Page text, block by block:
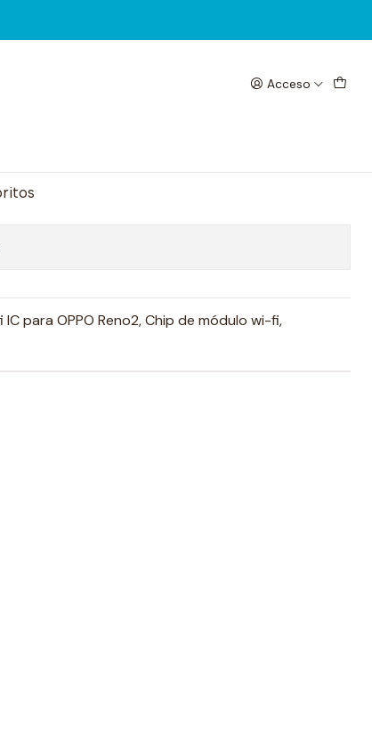
Acceso
IC para OPPO Reno2, Chip de módulo wi-fi,